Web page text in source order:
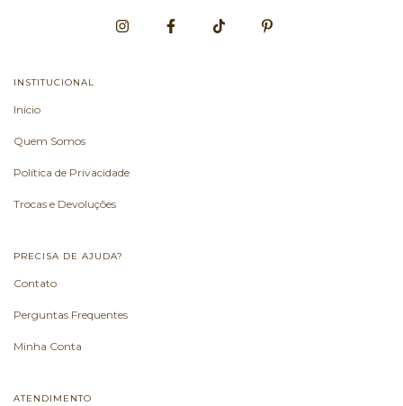
INSTITUCIONAL
Início
Quem Somos
Política de Privacidade
Trocas e Devoluções
PRECISA DE AJUDA?
Contato
Perguntas Frequentes
Minha Conta
ATENDIMENTO